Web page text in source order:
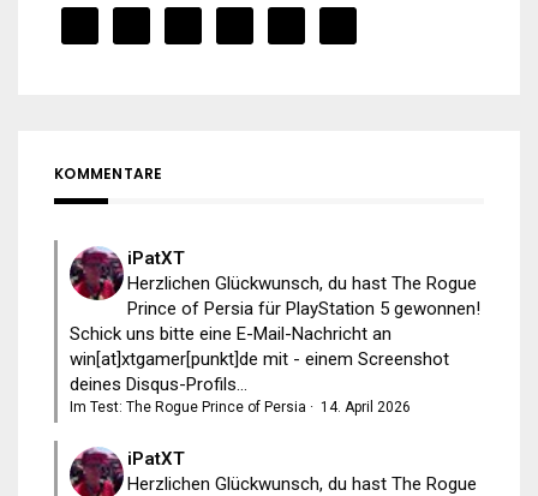
KOMMENTARE
iPatXT
Herzlichen Glückwunsch, du hast The Rogue
Prince of Persia für PlayStation 5 gewonnen!
Schick uns bitte eine E-Mail-Nachricht an
win[at]xtgamer[punkt]de mit - einem Screenshot
deines Disqus-Profils...
Im Test: The Rogue Prince of Persia · 14. April 2026
iPatXT
Herzlichen Glückwunsch, du hast The Rogue